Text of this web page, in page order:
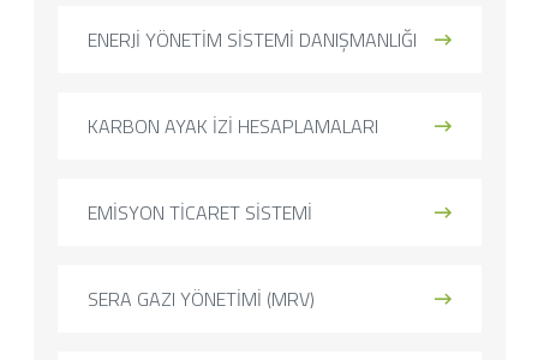
ENERJİ YÖNETİM SİSTEMİ DANIŞMANLIĞI
KARBON AYAK İZİ HESAPLAMALARI
EMİSYON TİCARET SİSTEMİ
SERA GAZI YÖNETİMİ (MRV)